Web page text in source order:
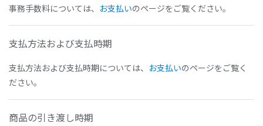
事務手数料については、 お支払いのページをご覧ください。
支払方法および支払時期
支払方法および支払時期については、 お支払いのページをご覧く
ださい。
商品の引き渡し時期